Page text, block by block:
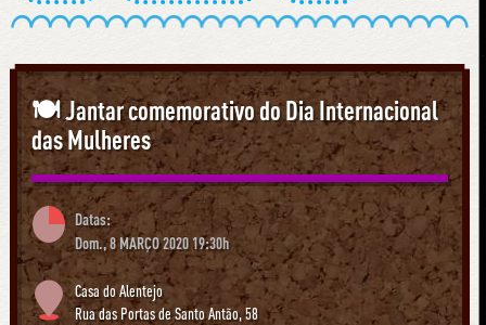
🍽 Jantar comemorativo do Dia Internacional
das Mulheres
Datas:
Dom., 8 MARÇO 2020 19:30h
Casa do Alentejo
Rua das Portas de Santo Antão, 58